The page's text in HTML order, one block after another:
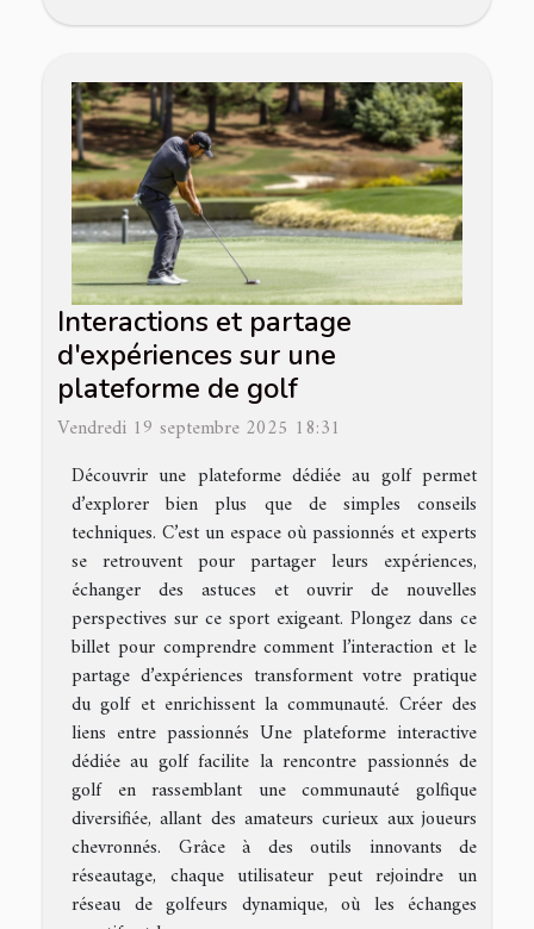
Interactions et partage
d'expériences sur une
plateforme de golf
Vendredi 19 septembre 2025 18:31
Découvrir une plateforme dédiée au golf permet
d’explorer bien plus que de simples conseils
techniques. C’est un espace où passionnés et experts
se retrouvent pour partager leurs expériences,
échanger des astuces et ouvrir de nouvelles
perspectives sur ce sport exigeant. Plongez dans ce
billet pour comprendre comment l’interaction et le
partage d’expériences transforment votre pratique
du golf et enrichissent la communauté. Créer des
liens entre passionnés Une plateforme interactive
dédiée au golf facilite la rencontre passionnés de
golf en rassemblant une communauté golfique
diversifiée, allant des amateurs curieux aux joueurs
chevronnés. Grâce à des outils innovants de
réseautage, chaque utilisateur peut rejoindre un
réseau de golfeurs dynamique, où les échanges